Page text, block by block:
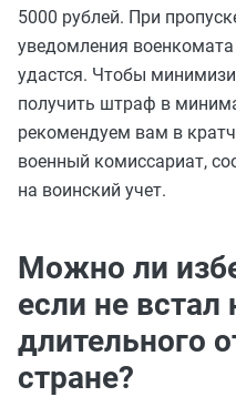
5000 рублей. При
уведомления
удастся. Чтобы
получить штраф в
рекомендуем вам в
военный комиссариат,
на воинский учет.
Можно ли
если не встал
длительного
стране?